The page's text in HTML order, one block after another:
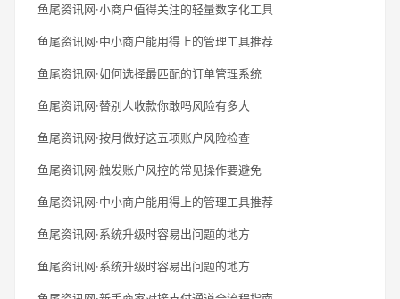
鱼尾资讯网·小商户值得关注的轻量数字化工具
鱼尾资讯网·中小商户能用得上的管理工具推荐
鱼尾资讯网·如何选择最匹配的订单管理系统
鱼尾资讯网·替别人收款你敢吗风险有多大
鱼尾资讯网·按月做好这五项账户风险检查
鱼尾资讯网·触发账户风控的常见操作要避免
鱼尾资讯网·中小商户能用得上的管理工具推荐
鱼尾资讯网·系统升级时容易出问题的地方
鱼尾资讯网·系统升级时容易出问题的地方